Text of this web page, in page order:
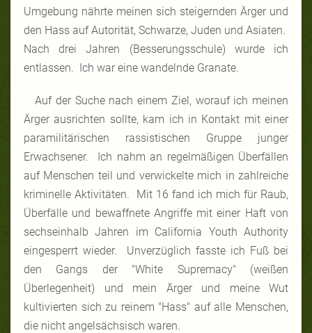
Umgebung nährte meinen sich steigernden Ärger und
den Hass auf Autorität, Schwarze, Juden und Asiaten.
Nach drei Jahren (Besserungsschule) wurde ich
entlassen. Ich war eine wandelnde Granate.
Auf der Suche nach einem Ziel, worauf ich meinen
Ärger ausrichten sollte, kam ich in Kontakt mit einer
paramilitärischen rassistischen Gruppe junger
Erwachsener. Ich nahm an regelmäßigen Überfällen
auf Menschen teil und verwickelte mich in zahlreiche
kriminelle Aktivitäten. Mit 16 fand ich mich für Raub,
Überfälle und bewaffnete Angriffe mit einer Haft von
sechseinhalb Jahren im California Youth Authority
eingesperrt wieder. Unverzüglich fasste ich Fuß bei
den Gangs der "White Supremacy" (weißen
Überlegenheit) und mein Ärger und meine Wut
kultivierten sich zu reinem "Hass" auf alle Menschen,
die nicht angelsächsisch waren.